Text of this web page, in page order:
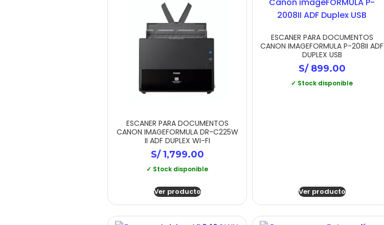
ESCANER PARA DOCUMENTOS
CANON IMAGEFORMULA DR-C225W
II ADF DUPLEX WI-FI
S/1,799.00
✓ Stock disponible
Ver producto
ESCANER PARA DOCUMENTOS
CANON IMAGEFORMULA P-208II ADF
DUPLEX USB
S/899.00
✓ Stock disponible
Ver producto